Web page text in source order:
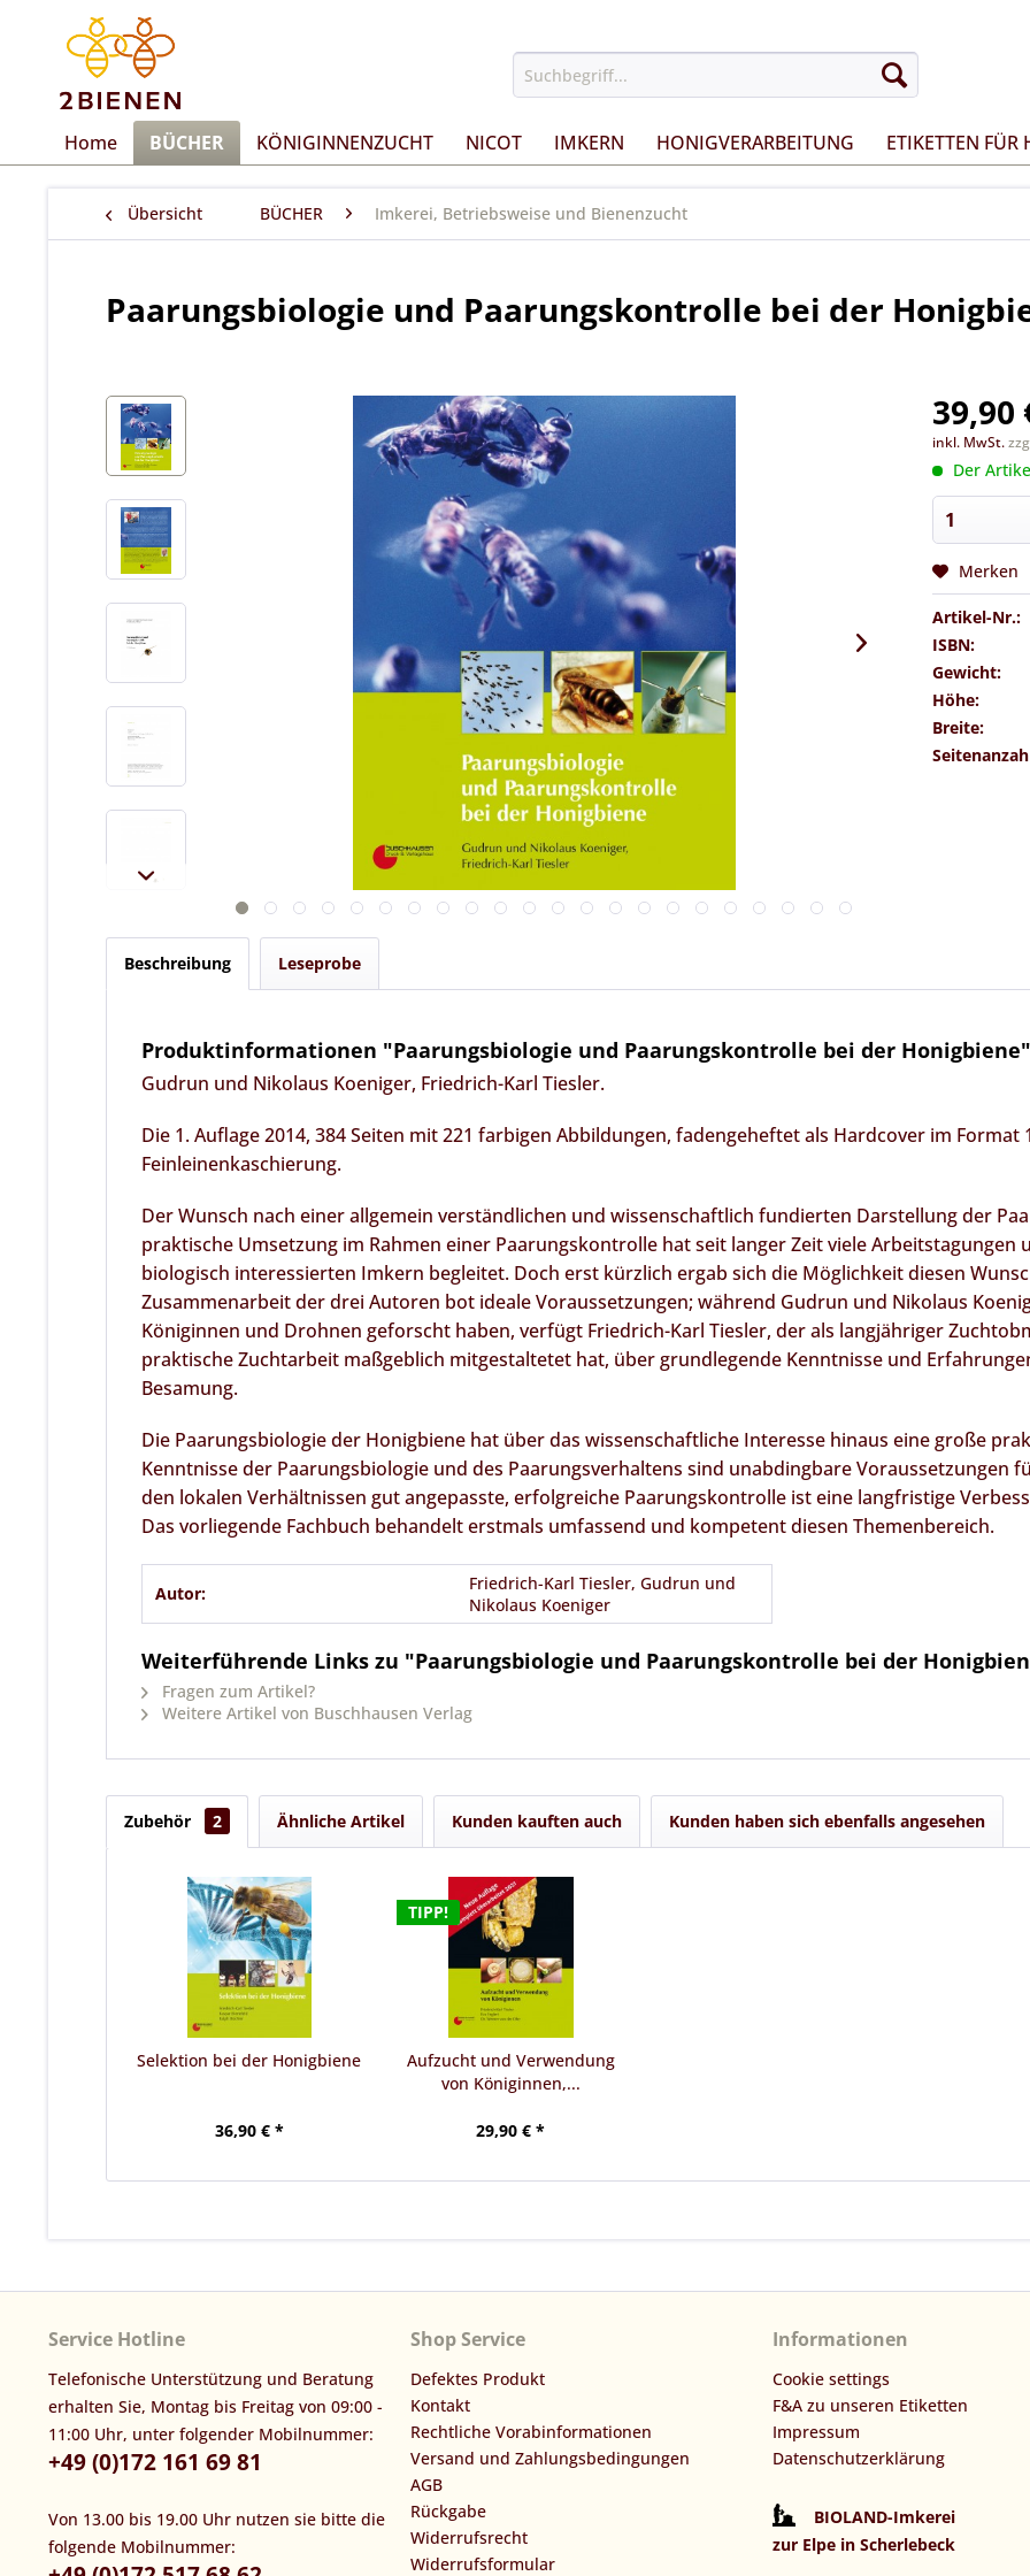
Home BÜCHER KÖNIGINNENZUCHT NICOT IMKERN HONIGVERARBEITUNG ETIKETTEN FÜR
Übersicht BÜCHER Imkerei, Betriebsweise und Bienenzucht
Paarungsbiologie und Paarungskontrolle bei der
39,90
inkl. MwSt.
Der
Merken
Artikel-Nr.:
ISBN:
Gewicht:
Höhe:
Breite:
Beschreibung Leseprobe
Produktinformationen "Paarungsbiologie und Paarungskontrolle bei der Honigbiene"
Gudrun und Nikolaus Koeniger, Friedrich-Karl Tiesler.
Die 1. Auflage 2014, 384 Seiten mit 221 farbigen Abbildungen, fadengeheftet als Hardcover im Format
Feinleinenkaschierung.
Der Wunsch nach einer allgemein verständlichen und wissenschaftlich fundierten Darstellung der
praktische Umsetzung im Rahmen einer Paarungskontrolle hat seit langer Zeit viele
biologisch interessierten Imkern begleitet. Doch erst kürzlich ergab sich die Möglichkeit diesen
Zusammenarbeit der drei Autoren bot ideale Voraussetzungen; während Gudrun und Nikolaus
Königinnen und Drohnen geforscht haben, verfügt Friedrich-Karl Tiesler, der als langjähriger
praktische Zuchtarbeit maßgeblich mitgestaltetet hat, über grundlegende Kenntnisse und
Besamung.
Die Paarungsbiologie der Honigbiene hat über das wissenschaftliche Interesse hinaus eine große
Kenntnisse der Paarungsbiologie und des Paarungsverhaltens sind unabdingbare Voraussetzungen
den lokalen Verhältnissen gut angepasste, erfolgreiche Paarungskontrolle ist eine langfristige
Das vorliegende Fachbuch behandelt erstmals umfassend und kompetent diesen Themenbereich.
Autor:
Friedrich-Karl Tiesler, Gudrun und
Nikolaus Koeniger
Weiterführende Links zu "Paarungsbiologie und Paarungskontrolle bei der
Fragen zum Artikel?
Weitere Artikel von Buschhausen Verlag
Zubehör 2 Ähnliche Artikel Kunden kauften auch Kunden haben sich ebenfalls angesehen
Selektion bei der Honigbiene
36,90 € *
TIPP!
Aufzucht und Verwendung
von Königinnen,...
29,90 € *
Service Hotline
Telefonische Unterstützung und Beratung
erhalten Sie, Montag bis Freitag von 09:00 -
11:00 Uhr, unter folgender Mobilnummer:
+49 (0)172 161 69 81
Von 13.00 bis 19.00 Uhr nutzen sie bitte die
folgende Mobilnummer:
Shop Service
Defektes Produkt
Kontakt
Rechtliche Vorabinformationen
Versand und Zahlungsbedingungen
AGB
Rückgabe
Widerrufsrecht
Widerrufsformular
Informationen
Cookie settings
F&A zu unseren Etiketten
Impressum
Datenschutzerklärung
BIOLAND-Imkerei
zur Elpe in Scherlebeck